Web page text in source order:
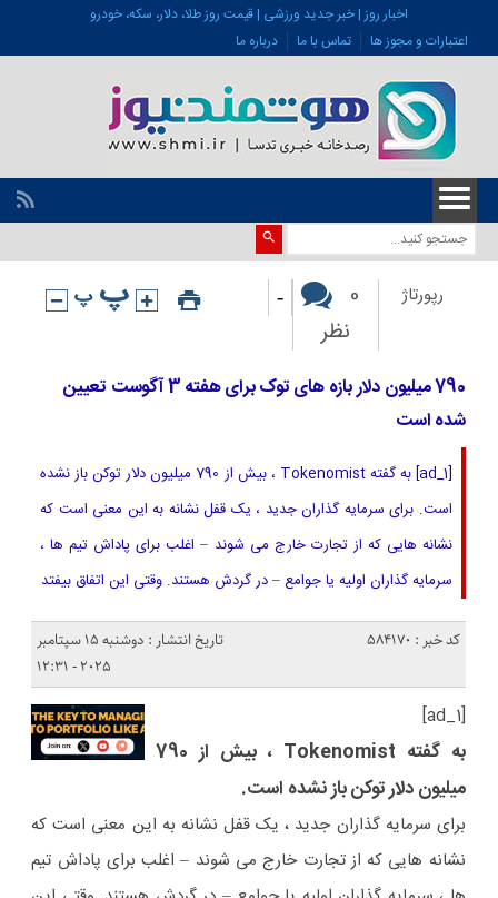
اخبار روز | خبر جدید ورزشی | قیمت روز طلا، دلار، سکه، خودرو
اعتبارات و مجوز ها
تماس با ما درباره ما
رپورتاژ
0
نظر
-
790 میلیون دلار بازه های توک برای هفته 3 آگوست تعیین
شده است
[ad_1] به گفته Tokenomist ، بیش از 790 میلیون دلار توکن باز نشده
است. برای سرمایه گذاران جدید ، یک قفل نشانه به این معنی است که
نشانه هایی که از تجارت خارج می شوند – اغلب برای پاداش تیم ها ،
سرمایه گذاران اولیه یا جوامع – در گردش هستند. وقتی این اتفاق بیفتد
کد خبر : 584170
تاریخ انتشار : دوشنبه 15 سپتامبر
2025 - 12:31
[ad_1]
به گفته Tokenomist ، بیش از 790
میلیون دلار توکن باز نشده است.
برای سرمایه گذاران جدید ، یک قفل نشانه به این معنی است که
نشانه هایی که از تجارت خارج می شوند – اغلب برای پاداش تیم